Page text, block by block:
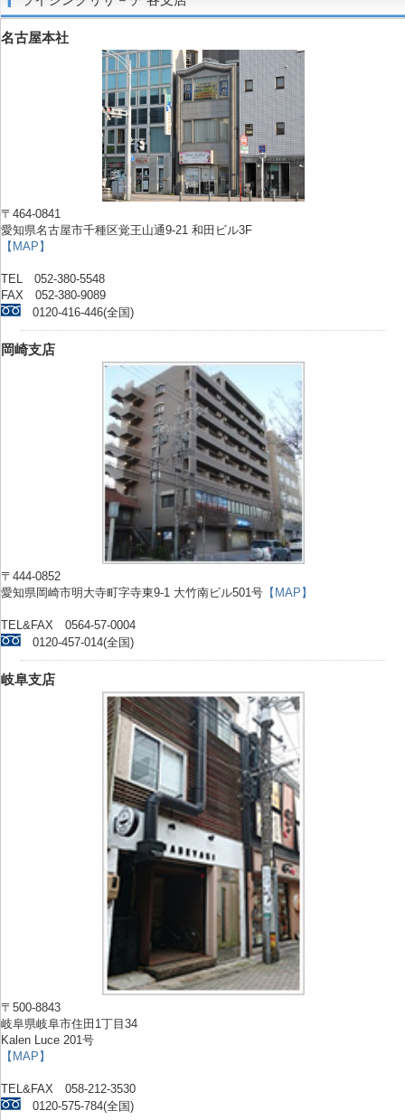
名古屋本社
〒464-0841
愛知県名古屋市千種区覚王山通9-21 和田ビル3F
【MAP】
TEL 052-380-5548
FAX 052-380-9089
0120-416-446(全国)
岡崎支店
〒444-0852
愛知県岡崎市明大寺町字寺東9-1 大竹南ビル501号 【MAP】
TEL&FAX 0564-57-0004
0120-457-014(全国)
岐阜支店
〒500-8843
岐阜県岐阜市住田1丁目34
Kalen Luce 201号
【MAP】
TEL&FAX 058-212-3530
0120-575-784(全国)